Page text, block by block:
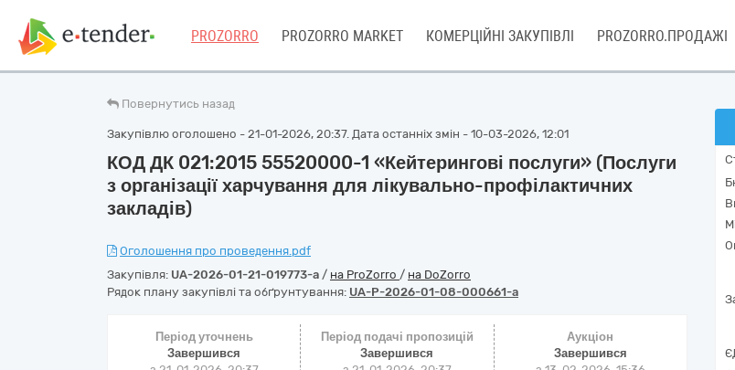
PROZORRO PROZORRO MARKET КОМЕРЦІЙНІ ЗАКУПІВЛІ PROZORRO.ПРОДАЖІ
Повернутись назад
Закупівлю оголошено - 21-01-2026, 20:37. Дата останніх змін - 10-03-2026, 12:01
КОД ДК 021:2015 55520000-1 «Кейтерингові послуги» (Послуги
з організації харчування для лікувально-профілактичних
закладів)
Оголошення про проведення.pdf
Закупівля: UA-2026-01-21-019773-a / на ProZorro / на DoZorro
Рядок плану закупівлі та обґрунтування: UA-P-2026-01-08-000661-a
Період уточнень
Завершився
Період подачі пропозицій
Завершився
Аукціон
Завершився